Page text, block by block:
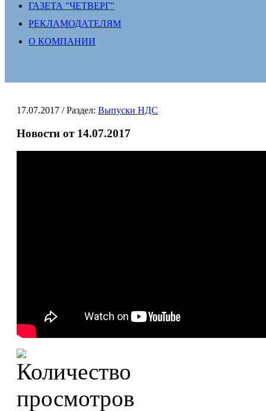
ГАЗЕТА "ЧЕТВЕРГ"
РЕКЛАМОДАТЕЛЯМ
О КОМПАНИИ
17.07.2017 / Раздел: Выпуски НДС
Новости от 14.07.2017